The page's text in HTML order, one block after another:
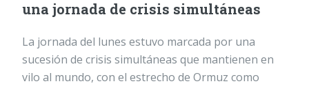
una jornada de crisis simultáneas
La jornada del lunes estuvo marcada por una
sucesión de crisis simultáneas que mantienen en
vilo al mundo, con el estrecho de Ormuz como